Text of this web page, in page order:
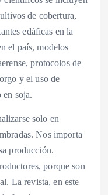
de cobertura,
edáficas en la
el país, modelos
protocolos de
y el uso de
en soja.
solo en
Nos importa
producción.
porque son
La revista, en este